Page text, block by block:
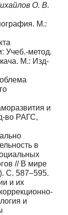
О. В.
М.:
Учеб.-метод.
М.: Изд-
и
во РАГС,
в
// В мире
С. 587–595.
и их
и